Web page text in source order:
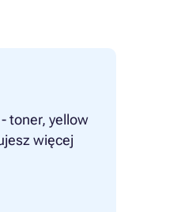
toner, yellow
więcej